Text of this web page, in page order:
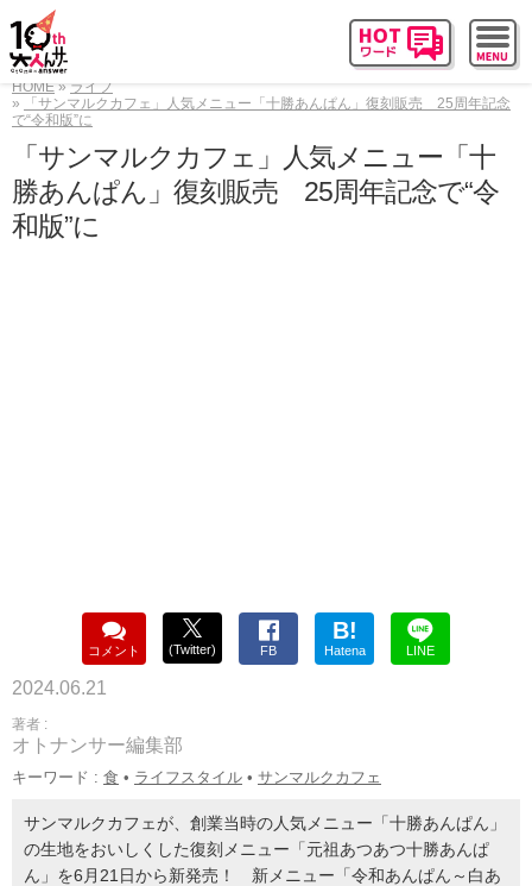
HOME
ライフ
「サンマルクカフェ」人気メニュー「十勝あんぱん」復刻販売 25周年記念
で“令和版”に
「サンマルクカフェ」人気メニュー「十
勝あんぱん」復刻販売 25周年記念で“令
和版”に
コメント (Twitter) FB
B!
Hatena LINE
2024.06.21
著者 :
オトナンサー編集部
キーワード : 食 • ライフスタイル • サンマルクカフェ
サンマルクカフェが、創業当時の人気メニュー「十勝あんぱん」
の生地をおいしくした復刻メニュー「元祖あつあつ十勝あんぱ
ん」を6月21日から新発売！ 新メニュー「令和あんぱん～白あ